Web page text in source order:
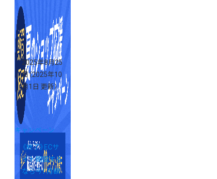
2025年8月25
日（2025年10
月1日 更新）
キャンペーン
《終了》ECサ
イト開設する
なら今！ 月額